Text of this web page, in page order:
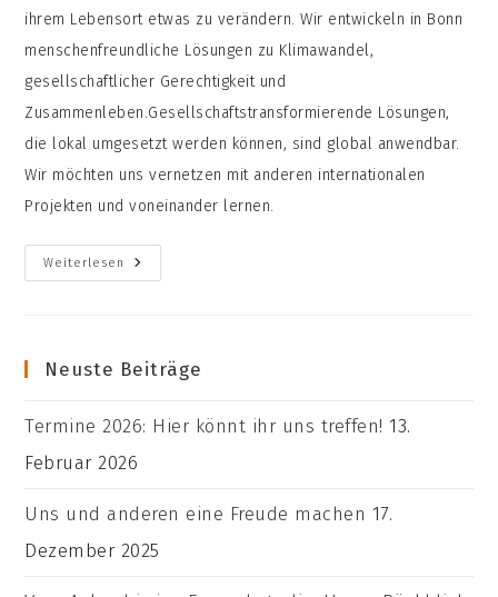
ihrem Lebensort etwas zu verändern. Wir entwickeln in Bonn
menschenfreundliche Lösungen zu Klimawandel,
gesellschaftlicher Gerechtigkeit und
Zusammenleben.Gesellschaftstransformierende Lösungen,
die lokal umgesetzt werden können, sind global anwendbar.
Wir möchten uns vernetzen mit anderen internationalen
Projekten und voneinander lernen.
Weiterlesen
Warum
Seht
Pilotprojekt?
Neuste Beiträge
Termine 2026: Hier könnt ihr uns treffen! 13.
Februar 2026
Uns und anderen eine Freude machen 17.
Dezember 2025